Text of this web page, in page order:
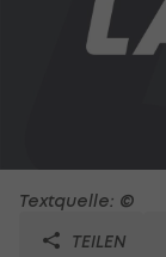
Textquelle: ©
TEILEN